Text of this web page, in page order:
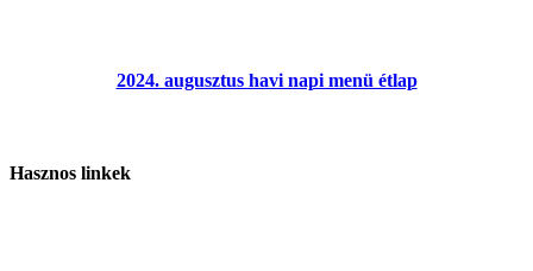
2024. augusztus havi napi menü étlap
Hasznos linkek